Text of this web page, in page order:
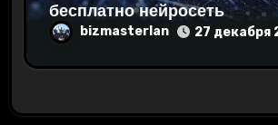
бесплатно нейросеть
bizmasterlan 27 декабря